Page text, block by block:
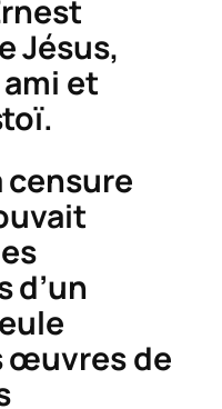
Jésus,
et
censure
d’un
œuvres de